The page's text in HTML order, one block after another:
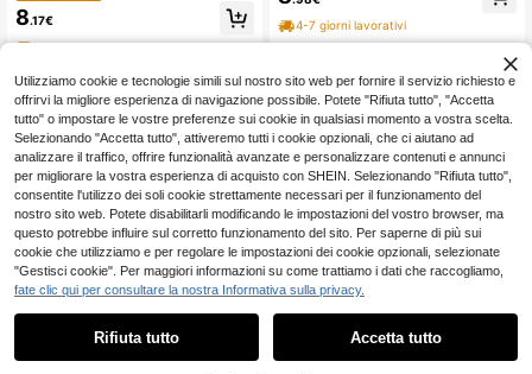
2 pezzi/set Maglietta a maniche cor
te a girocollo e pantaloncini a righe
a nido d'ape per ragazzi in estate
8.17€
4-7 giorni lavorativi
collo con maniche raglan & pantalo
ncini a righe, abbigliamento casual
sportivo alla moda per vacanze e fe
4-7 giorni lavorativi
Utilizziamo cookie e tecnologie simili sul nostro sito web per fornire il servizio richiesto e
offrirvi la migliore esperienza di navigazione possibile. Potete "Rifiuta tutto", "Accetta
tutto" o impostare le vostre preferenze sui cookie in qualsiasi momento a vostra scelta.
Selezionando "Accetta tutto", attiveremo tutti i cookie opzionali, che ci aiutano ad
analizzare il traffico, offrire funzionalità avanzate e personalizzare contenuti e annunci
per migliorare la vostra esperienza di acquisto con SHEIN. Selezionando "Rifiuta tutto",
consentite l'utilizzo dei soli cookie strettamente necessari per il funzionamento del
nostro sito web. Potete disabilitarli modificando le impostazioni del vostro browser, ma
questo potrebbe influire sul corretto funzionamento del sito. Per saperne di più sui
cookie che utilizziamo e per regolare le impostazioni dei cookie opzionali, selezionate
"Gestisci cookie". Per maggiori informazioni su come trattiamo i dati che raccogliamo,
fate clic qui per consultare la nostra Informativa sulla privacy.
Rifiuta tutto Accetta tutto